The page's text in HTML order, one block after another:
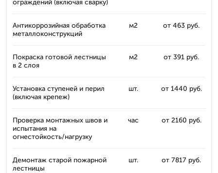
ограждений (включая сварку)
Антикоррозийная обработка
металлоконструкций
м2 от 463 руб.
Покраска готовой лестницы
в 2 слоя
м2 от 391 руб.
Установка ступеней и перил
(включая крепеж)
шт. от 1440 руб.
Проверка монтажных швов и
испытания на
огнестойкость/нагрузку
час от 2160 руб.
Демонтаж старой пожарной
лестницы
шт. от 7817 руб.